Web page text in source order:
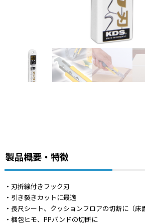
製品概要・特徴
・刃折線付きフック刃
・引き裂きカットに最適
・長尺シート、クッションフロアの切断に（床
・梱包ヒモ、PPバンドの切断に